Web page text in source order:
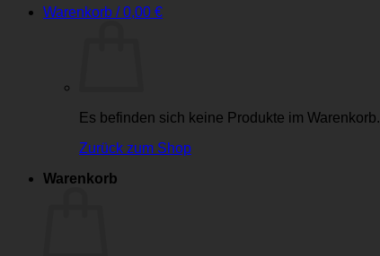
Warenkorb /0,00 €
Es befinden sich keine Produkte im Warenkorb.
Zurück zum Shop
Warenkorb